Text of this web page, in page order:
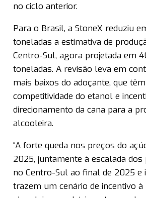
no ciclo anterior.
Para o Brasil, a StoneX reduziu
toneladas a estimativa de
Centro-Sul, agora projetada em
toneladas. A revisão leva em
mais baixos do adoçante, que
competitividade do etanol e
direcionamento da cana para a
alcooleira.
“A forte queda nos preços do
2025, juntamente à escalada
no Centro-Sul ao final de 2025 e
trazem um cenário de incentivo à